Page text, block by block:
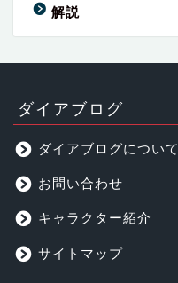
解説
ダイアブログ
ダイアブログについて
お問い合わせ
キャラクター紹介
サイトマップ